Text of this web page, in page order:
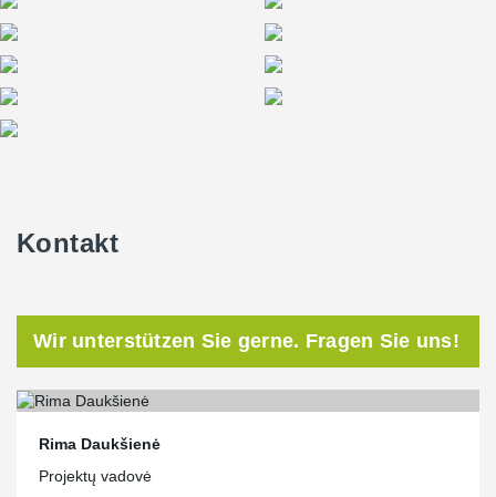
Kontakt
Wir unterstützen Sie gerne. Fragen Sie uns!
Rima Daukšienė
Projektų vadovė